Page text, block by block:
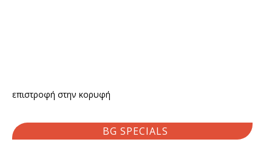
επιστροφή στην κορυφή
BG SPECIALS